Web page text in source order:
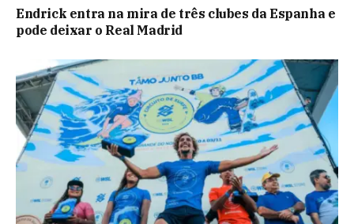
Endrick entra na mira de três clubes da Espanha e
pode deixar o Real Madrid